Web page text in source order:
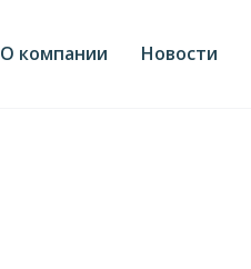
О компании Новости